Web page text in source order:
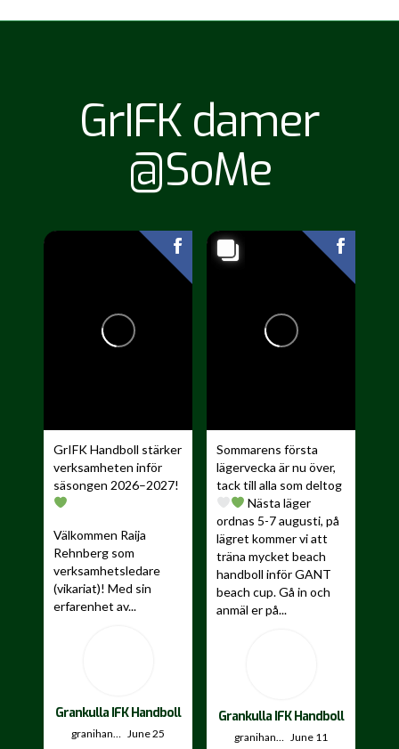
GrIFK damer
@SoMe
GrIFK Handboll stärker
verksamheten inför
säsongen 2026–2027!
Välkommen Raija
Rehnberg som
verksamhetsledare
(vikariat)! Med sin
erfarenhet av...
Grankulla IFK Handboll
granihandis June 25
Sommarens första
lägervecka är nu över,
tack till alla som deltog
Nästa läger
ordnas 5-7 augusti, på
lägret kommer vi att
träna mycket beach
handboll inför GANT
beach cup. Gå in och
anmäl er på...
Grankulla IFK Handboll
granihandis June 11